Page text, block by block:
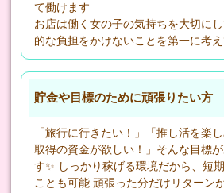
て働けます
お店は働く女の子の気持ちを大切に
的な負担をかけないことを第一に考
貯金や目標のために頑張りたい方
「旅行に行きたい！」「推し活を楽
取得の資金が欲しい！」そんな目標
す✨ しっかり稼げる環境だから、短
ことも可能 頑張った分だけリターン